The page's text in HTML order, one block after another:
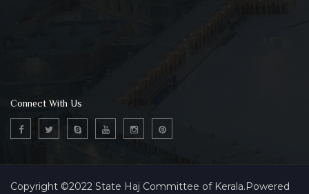
Connect With Us
Copyright ©2022 State Haj Committee of Kerala.Powered